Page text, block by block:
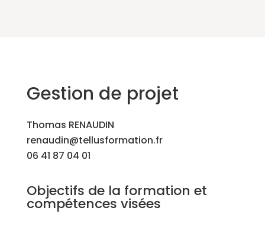
Gestion de projet
Thomas RENAUDIN
renaudin@tellusformation.fr
06 41 87 04 01
Objectifs de la formation et
compétences visées